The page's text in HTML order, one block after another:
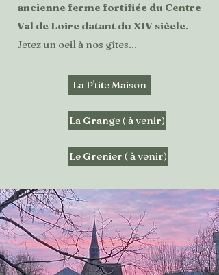
ancienne ferme fortifiée du Centre
Val de Loire datant du XIV siècle.
Jetez un oeil à nos gîtes...
La P'tite Maison
La Grange ( à venir)
Le Grenier ( à venir)